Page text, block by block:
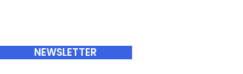
NEWSLETTER